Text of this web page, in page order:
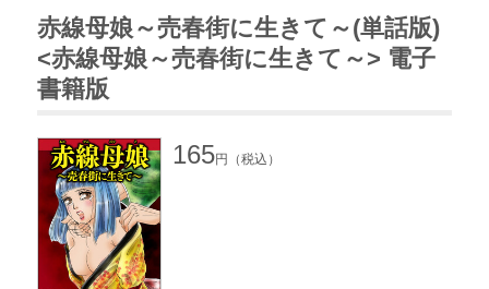
赤線母娘～売春街に生きて～(単話版)
<赤線母娘～売春街に生きて～> 電子
書籍版
165円（税込）